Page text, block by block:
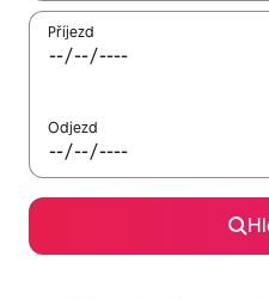
Příjezd
Odjezd